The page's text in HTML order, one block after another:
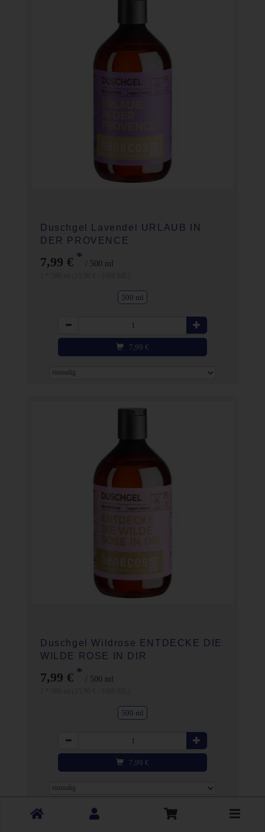
Duschgel Lavendel URLAUB IN
DER PROVENCE
7,99 € * / 500 ml
500 ml
Anzahl
7,99 €
Duschgel Wildrose ENTDECKE DIE
WILDE ROSE IN DIR
7,99 € * / 500 ml
500 ml
Anzahl
7,99 €
Toggle